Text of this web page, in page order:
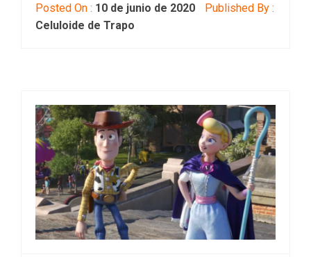
Posted On : 10 de junio de 2020
Published By :
Celuloide de Trapo